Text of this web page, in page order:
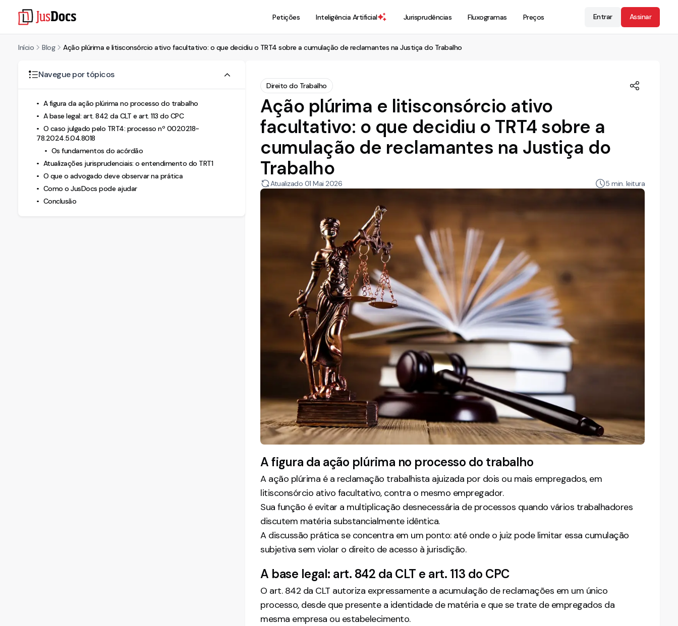
Petições Inteligência Artificial Jurisprudências Fluxogramas Preços Entrar Assinar
Início Blog Ação plúrima e litisconsórcio ativo facultativo: o que decidiu o TRT4 sobre a cumulação de reclamantes na Justiça do Trabalho
Navegue por tópicos
A figura da ação plúrima no processo do trabalho
A base legal: art. 842 da CLT e art. 113 do CPC
O caso julgado pelo TRT4: processo nº 0020218-
78.2024.5.04.8018
Os fundamentos do acórdão
Atualizações jurisprudenciais: o entendimento do TRT1
O que o advogado deve observar na prática
Como o JusDocs pode ajudar
Conclusão
Direito do Trabalho
Ação plúrima e litisconsórcio ativo
facultativo: o que decidiu o TRT4 sobre a
cumulação de reclamantes na Justiça do
Trabalho
Atualizado 01 Mai 2026 5 min. leitura
A figura da ação plúrima no processo do trabalho
A ação plúrima é a reclamação trabalhista ajuizada por dois ou mais empregados, em
litisconsórcio ativo facultativo, contra o mesmo empregador.
Sua função é evitar a multiplicação desnecessária de processos quando vários trabalhadores
discutem matéria substancialmente idêntica.
A discussão prática se concentra em um ponto: até onde o juiz pode limitar essa cumulação
subjetiva sem violar o direito de acesso à jurisdição.
A base legal: art. 842 da CLT e art. 113 do CPC
O art. 842 da CLT autoriza expressamente a acumulação de reclamações em um único
processo, desde que presente a identidade de matéria e que se trate de empregados da
mesma empresa ou estabelecimento.